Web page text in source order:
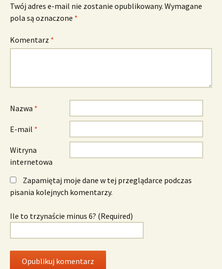
Twój adres e-mail nie zostanie opublikowany. Wymagane
pola są oznaczone *
Komentarz *
Nazwa *
E-mail *
Witryna
internetowa
Zapamiętaj moje dane w tej przeglądarce podczas
pisania kolejnych komentarzy.
Ile to trzynaście minus 6? (Required)